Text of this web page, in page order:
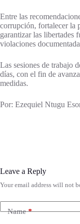
Entre las
corrupción, fortalecer la
garantizar las libertades
violaciones
Las sesiones de trabajo
días, con el fin de
medidas.
Por: Ezequiel Ntugu
Leave a Reply
Your email address will not
Name*